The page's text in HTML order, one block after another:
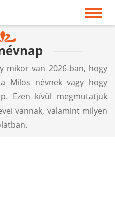
mikor van 2026-ban, hogy
Milos névnek vagy hogy
Ezen kívül megmutatjuk
vannak, valamint milyen